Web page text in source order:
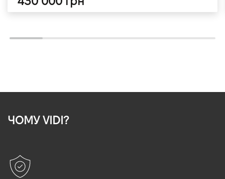
ЧОМУ VIDI?